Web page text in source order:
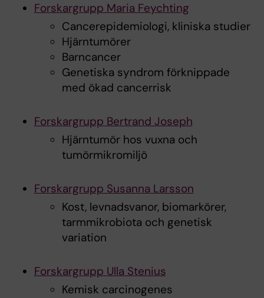
Forskargrupp Maria Feychting
Cancerepidemiologi, kliniska studier
Hjärntumörer
Barncancer
Genetiska syndrom förknippade
med ökad cancerrisk
Forskargrupp Bertrand Joseph
Hjärntumör hos vuxna och
tumörmikromiljö
Forskargrupp Susanna Larsson
Kost, levnadsvanor, biomarkörer,
tarmmikrobiota och genetisk
variation
Forskargrupp Ulla Stenius
Kemisk carcinogenes